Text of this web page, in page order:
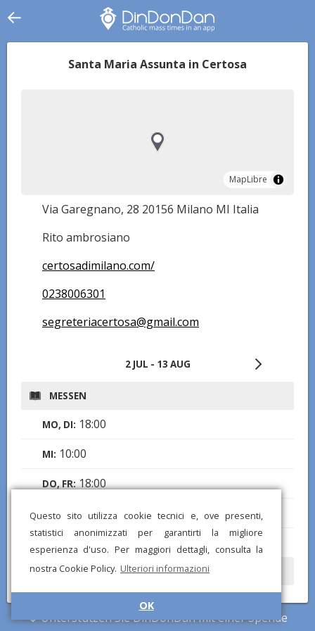
Questo sito utilizza cookie tecnici e, ove presenti,
statistici anonimizzati per garantirti la migliore
esperienza d'uso. Per maggiori dettagli, consulta la
nostra Cookie Policy. Ulteriori informazioni
OK
Santa Maria Assunta in Certosa
MapLibre
MapLibre
Via Garegnano, 28 20156 Milano MI Italia
Rito ambrosiano
certosadimilano.com/
0238006301
segreteriacertosa@gmail.com
2 JUL - 13 AUG
MESSEN
MO, DI: 18:00
MI: 10:00
DO, FR:18:00
SA: 18:00
10:00
ÖFFNUNGSZEITEN
Unterstützen Sie DinDonDan mit einer Spende